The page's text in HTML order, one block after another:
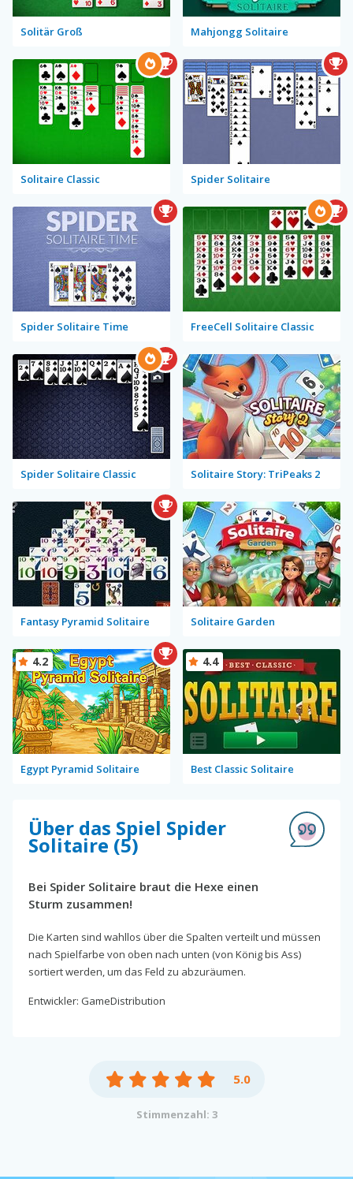
Solitär Groß Mahjongg Solitaire
Solitaire Classic Spider Solitaire
Spider Solitaire Time FreeCell Solitaire Classic
Spider Solitaire Classic Solitaire Story: TriPeaks 2
Fantasy Pyramid Solitaire Solitaire Garden
Egypt Pyramid Solitaire
4.2
Best Classic Solitaire
4.4
Über das Spiel Spider
Solitaire (5)
Bei Spider Solitaire braut die Hexe einen
Sturm zusammen!
Die Karten sind wahllos über die Spalten verteilt und müssen
nach Spielfarbe von oben nach unten (von König bis Ass)
sortiert werden, um das Feld zu abzuräumen.
Entwickler: GameDistribution
5.0
Stimmenzahl: 3